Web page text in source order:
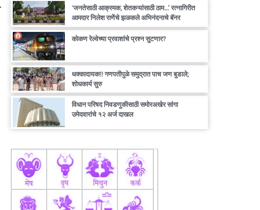
‘जनतेसाठी आक्रमक, शेतकऱ्यांसाठी ठाम…’ रत्नागिरीत
आमदार निलेश राणेंचे झळकले अभिनंदनाचे बॅनर
कोकण रेल्वेच्या प्रवाशांचे प्रश्न सुटणार?
धक्कादायक!! गणपतीपुळे समुद्रात पाच जण बुडाले;
शोधकार्य सुरु
विधान परिषद निवडणुकीसाठी समोरअखेर सांगा
उमेदवारांचे १२ अर्ज दाखल